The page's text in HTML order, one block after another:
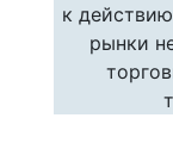
к
рынки